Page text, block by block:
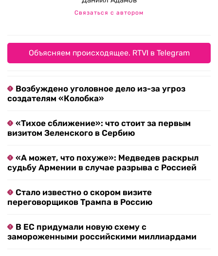
Связаться с автором
Объясняем происходящее. RTVI в Telegram
Возбуждено уголовное дело из-за угроз
создателям «Колобка»
«Тихое сближение»: что стоит за первым
визитом Зеленского в Сербию
«А может, что похуже»: Медведев раскрыл
судьбу Армении в случае разрыва с Россией
Стало известно о скором визите
переговорщиков Трампа в Россию
В ЕС придумали новую схему с
замороженными российскими миллиардами